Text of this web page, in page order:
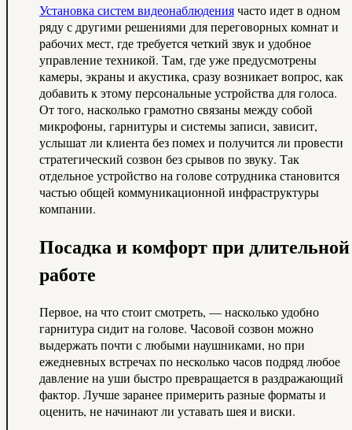
Установка систем видеонаблюдениячасто идет в одном
ряду с другими решениями для переговорных комнат и
рабочих мест, где требуется четкий звук и удобное
управление техникой. Там, где уже предусмотрены
камеры, экраны и акустика, сразу возникает вопрос, как
добавить к этому персональные устройства для голоса.
От того, насколько грамотно связаны между собой
микрофоны, гарнитуры и системы записи, зависит,
услышат ли клиента без помех и получится ли провести
стратегический созвон без срывов по звуку. Так
отдельное устройство на голове сотрудника становится
частью общей коммуникационной инфраструктуры
компании.
Посадка и комфорт при длительной
работе
Первое, на что стоит смотреть, — насколько удобно
гарнитура сидит на голове. Часовой созвон можно
выдержать почти с любыми наушниками, но при
ежедневных встречах по несколько часов подряд любое
давление на уши быстро превращается в раздражающий
фактор. Лучше заранее примерить разные форматы и
оценить, не начинают ли уставать шея и виски.